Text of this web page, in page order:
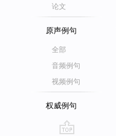
论文
原声例句
全部
音频例句
视频例句
权威例句